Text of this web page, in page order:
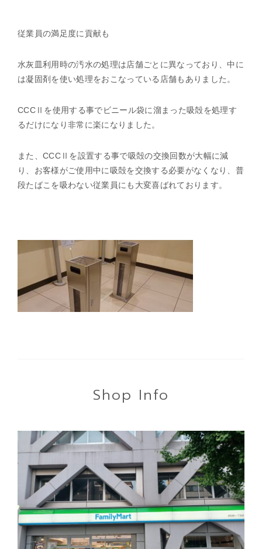
従業員の満足度に貢献も
水灰皿利用時の汚水の処理は店舗ごとに異なっており、中に
は凝固剤を使い処理をおこなっている店舗もありました。
CCCⅡを使用する事でビニール袋に溜まった吸殻を処理す
るだけになり非常に楽になりました。
また、CCCⅡを設置する事で吸殻の交換回数が大幅に減
り、お客様がご使用中に吸殻を交換する必要がなくなり、普
段たばこを吸わない従業員にも大変喜ばれております。
Shop Info